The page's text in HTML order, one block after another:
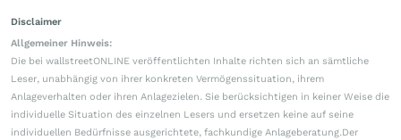
Disclaimer
Allgemeiner Hinweis:
Die bei wallstreetONLINE veröffentlichten Inhalte richten sich an sämtliche
Leser, unabhängig von ihrer konkreten Vermögenssituation, ihrem
Anlageverhalten oder ihren Anlagezielen. Sie berücksichtigen in keiner Weise die
individuelle Situation des einzelnen Lesers und ersetzen keine auf seine
individuellen Bedürfnisse ausgerichtete, fachkundige Anlageberatung.Der